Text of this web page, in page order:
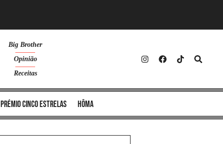
Big Brother
Opinião
Receitas
Prémio Cinco Estrelas Hôma